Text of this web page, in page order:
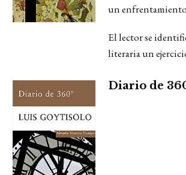
un
El lector se
literaria un
Diario de